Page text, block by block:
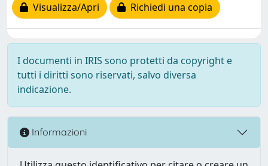
Visualizza/Apri
Richiedi una copia
I documenti in IRIS sono protetti da copyright e
tutti i diritti sono riservati, salvo diversa
indicazione.
Informazioni